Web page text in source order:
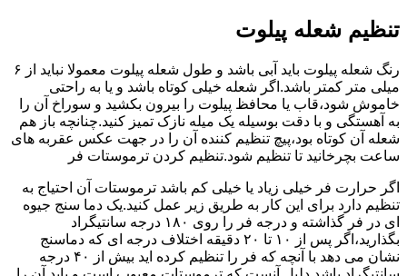
تنظیم شعله پیلوت
رنگ شعله پیلوت باید آبی باشد و طول شعله پیلوت معمولا نباید از ۶
میلی متر کمتر باشد.اگر شعله خیلی کوتاه باشد و یا به راحتی
خاموش شود،قاب یا محافظ پیلوت را بیرون بکشید و سوراخ آن را
به آهستگی و با دقت بوسیله یک میله نازک تمیز کنید.چنانچه باز هم
شعله آن کوتاه بود،پیچ تنظیم کننده آن را در جهت عکس عقربه های
ساعت بچرخانید تا تنظیم شود.تنظیم کردن ترموستات فر
اگر حرارت فر خیلی زیاد یا خیلی کم باشد ترموستات آن احتیاج به
تنظیم دارد برای این کار به طریق زیر عمل کنید.یک دما سنج جیوه
ای در فر گذاشته و درجه فر را روی ۱۸۰ درجه سانتیگراد
بگذارید،اگر پس از ۱۰ تا ۲۰ دقیقه اختلاف درجه ای که دماسنج
نشان می دهد با آنچه که فر را تنظیم کرده اید بیش از ۴۰ درجه